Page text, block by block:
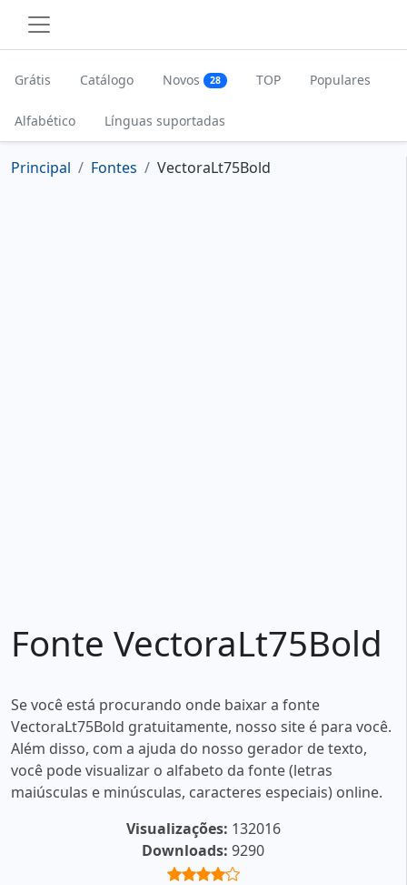
Grátis Catálogo Novos 28 TOP Populares
Alfabético Línguas suportadas
Principal Fontes VectoraLt75Bold
Fonte VectoraLt75Bold
Se você está procurando onde baixar a fonte
VectoraLt75Bold gratuitamente, nosso site é para você.
Além disso, com a ajuda do nosso gerador de texto,
você pode visualizar o alfabeto da fonte (letras
maiúsculas e minúsculas, caracteres especiais) online.
Visualizações: 132016
Downloads: 9290